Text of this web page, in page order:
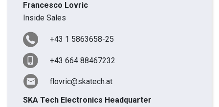
Francesco Lovric
Inside Sales
+43 1 5863658-25
+43 664 88467232
flovric@skatech.at
SKA Tech Electronics Headquarter